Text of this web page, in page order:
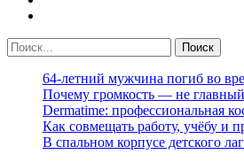
64-летний мужчина погиб во
Почему громкость — не главный
Dermatime: профессиональная
Как совмещать работу, учёбу и
В спальном корпусе детского